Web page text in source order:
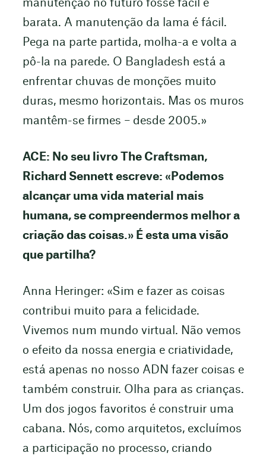
manutenção no futuro fosse fácil e
barata. A manutenção da lama é fácil.
Pega na parte partida, molha-a e volta a
pô-la na parede. O Bangladesh está a
enfrentar chuvas de monções muito
duras, mesmo horizontais. Mas os muros
mantêm-se firmes – desde 2005.»
ACE: No seu livro The Craftsman,
Richard Sennett escreve: «Podemos
alcançar uma vida material mais
humana, se compreendermos melhor a
criação das coisas.» É esta uma visão
que partilha?
Anna Heringer: «Sim e fazer as coisas
contribui muito para a felicidade.
Vivemos num mundo virtual. Não vemos
o efeito da nossa energia e criatividade,
está apenas no nosso ADN fazer coisas e
também construir. Olha para as crianças.
Um dos jogos favoritos é construir uma
cabana. Nós, como arquitetos, excluímos
a participação no processo, criando